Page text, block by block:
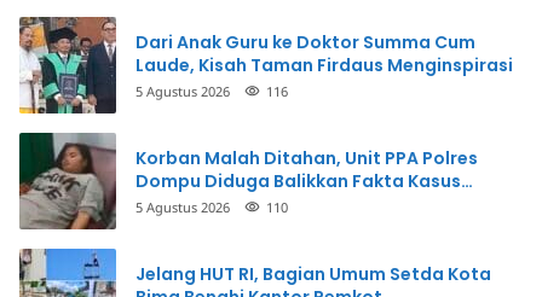
Dari Anak Guru ke Doktor Summa Cum
Laude, Kisah Taman Firdaus Menginspirasi
5 Agustus 2026 116
Korban Malah Ditahan, Unit PPA Polres
Dompu Diduga Balikkan Fakta Kasus
Penganiayaan
5 Agustus 2026 110
Jelang HUT RI, Bagian Umum Setda Kota